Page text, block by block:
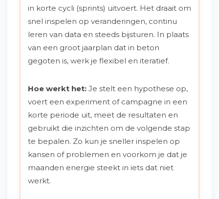
in korte cycli (sprints) uitvoert. Het draait om
snel inspelen op veranderingen, continu
leren van data en steeds bijsturen. In plaats
van een groot jaarplan dat in beton
gegoten is, werk je flexibel en iteratief.
Hoe werkt het: Je stelt een hypothese op,
voert een experiment of campagne in een
korte periode uit, meet de resultaten en
gebruikt die inzichten om de volgende stap
te bepalen. Zo kun je sneller inspelen op
kansen of problemen en voorkom je dat je
maanden energie steekt in iets dat niet
werkt.